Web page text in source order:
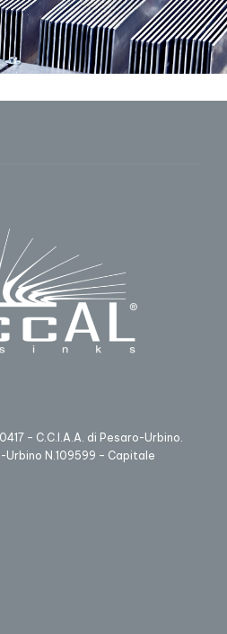
– C.C.I.A.A. di Pesaro-Urbino.
Urbino N.109599 – Capitale